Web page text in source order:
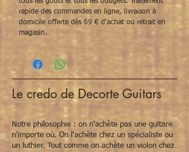
rapide des commandes en ligne, livraison à
domicile offerte dès 69 € d'achat ou retrait en
magasin.
Le credo de Decorte Guitars
Notre philosophie : on n'achète pas une guitare
n'importe où. On l'achète chez un spécialiste ou
un luthier. Tout comme on achète un violon chez